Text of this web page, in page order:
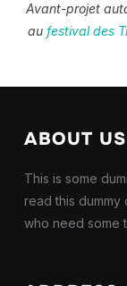
Avant-projet
au festival des
ABOUT US
This is some
read this
who need some